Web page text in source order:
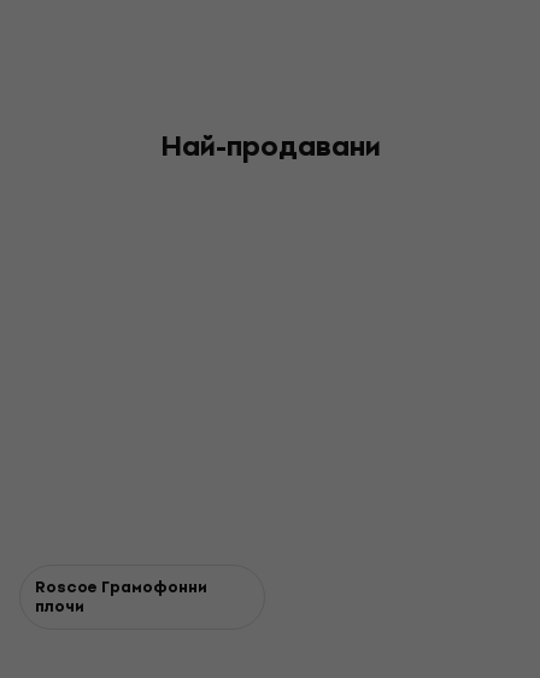
Най-продавани
Roscoe Грамофонни
плочи